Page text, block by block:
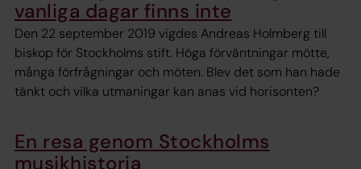
vanliga dagar finns inte
Den 22 september 2019 vigdes Andreas Holmberg till
biskop för Stockholms stift. Höga förväntningar mötte,
många förfrågningar och möten. Blev det som han hade
tänkt och vilka utmaningar kan anas vid horisonten?
En resa genom Stockholms
musikhistoria